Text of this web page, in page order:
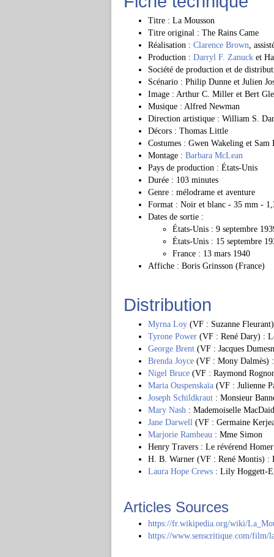
Titre : La Mousson
Titre original : The Rains Came
Réalisation : Clarence Brown,
Production : Darryl F. Zanuck et
Société de production et de
Scénario : Philip Dunne et Julien
Image : Arthur C. Miller et Bert
Musique : Alfred Newman
Direction artistique : William S.
Décors : Thomas Little
Costumes : Gwen Wakeling et Sam
Montage : Barbara McLean
Pays de production : États-Unis
Durée : 103 minutes
Genre : mélodrame et aventure
Format : Noir et blanc - 35 mm -
Dates de sortie :
États-Unis : 9 septembre
États-Unis : 15 septembre
France : 13 mars 1940
Affiche : Boris Grinsson (France)
Distribution
Myrna Loy (VF : Suzanne
Tyrone Power (VF : René Dary) :
George Brent (VF : Jacques
Brenda Joyce (VF : Mony Dalmès)
Nigel Bruce (VF : Raymond
Maria Ouspenskaïa (VF : Julienne
Joseph Schildkraut : Monsieur
Mary Nash : Mademoiselle MacDaid
Jane Darwell (VF : Germaine
Marjorie Rambeau : Mme Simon
Henry Travers : Le révérend
H. B. Warner (VF : René Montis) :
Laura Hope Crews : Lily Hoggett-
Articles Sources
https://fr.wikipedia.org/wiki/
https://www.senscritique.com/film/